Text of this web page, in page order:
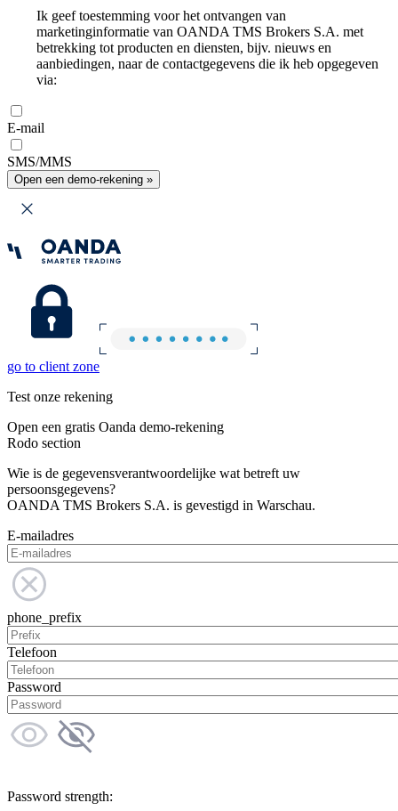
Ik geef toestemming voor het ontvangen van
marketinginformatie van OANDA TMS Brokers S.A. met
betrekking tot producten en diensten, bijv. nieuws en
aanbiedingen, naar de contactgegevens die ik heb opgegeven
via:
E-mail
SMS/MMS
Open een demo-rekening »
go to client zone
Test onze rekening
Open een gratis Oanda demo-rekening
Rodo section
Wie is de gegevensverantwoordelijke wat betreft uw
persoonsgegevens?
OANDA TMS Brokers S.A. is gevestigd in Warschau.
E-mailadres
phone_prefix
Telefoon
Password
Password strength: